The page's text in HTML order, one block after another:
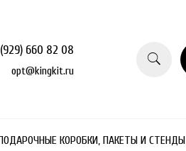
660 82 08
opt@kingkit.ru
КОРОБКИ, ПАКЕТЫ И СТЕНДЫ